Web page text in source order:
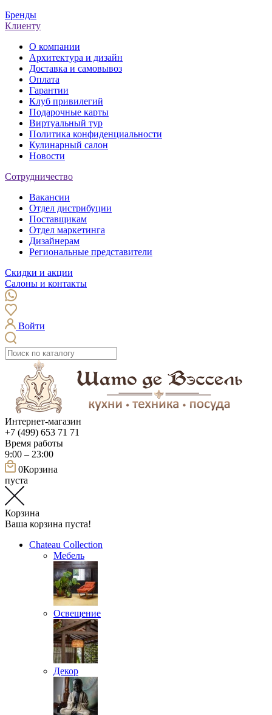
Бренды
Клиенту
О компании
Архитектура и дизайн
Доставка и самовывоз
Оплата
Гарантии
Клуб привилегий
Подарочные карты
Виртуальный тур
Политика конфиденциальности
Кулинарный салон
Новости
Сотрудничество
Вакансии
Отдел дистрибуции
Поставщикам
Отдел маркетинга
Дизайнерам
Региональные представители
Скидки и акции
Салоны и контакты
Войти
Интернет-магазин
+7 (499) 653 71 71
Время работы
9:00 – 23:00
0Корзина
пуста
Корзина
Ваша корзина пуста!
Chateau Collection
Мебель
Освещение
Декор